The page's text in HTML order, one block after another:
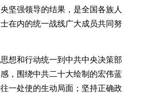
坚强领导的结果，是全国各族人
在内的统一战线广大成员共同努
想和行动统一到中共中央决策部
，围绕中共二十大绘制的宏伟蓝
一处使的生动局面；坚持正确政